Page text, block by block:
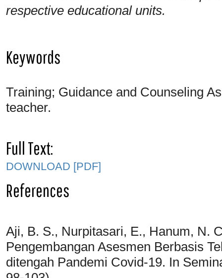
respective educational units.
Keywords
Training; Guidance and Counseling
teacher.
Full Text:
DOWNLOAD [PDF]
References
Aji, B. S., Nurpitasari, E., Hanum, N.
Pengembangan Asesmen Berbasis
ditengah Pandemi Covid-19. In